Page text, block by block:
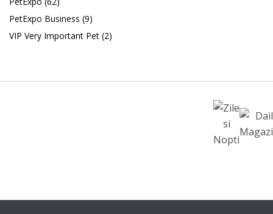
PetExpo Business (9)
VIP Very Important Pet (2)